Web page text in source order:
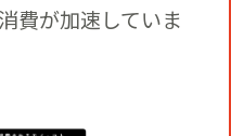
費が加速していま